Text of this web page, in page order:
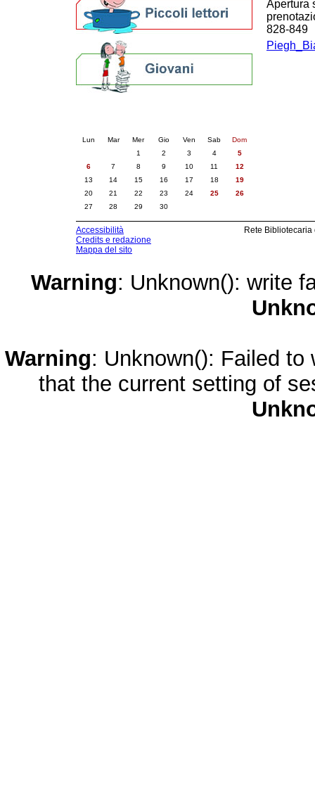
Apertura
828-849
Lun Mar Mer Gio Ven Sab
Dom
1
2 3 4
5
6
7 8 9 10 11
12
13
14 15 16 17 18
19
20
21 22 23 24 25
26
27
28 29 30
Accessibilità
Credits e redazione
Mappa del sito
Rete
Warning: Unknown(): write
Warning: Unknown(): Failed
that the current setting of